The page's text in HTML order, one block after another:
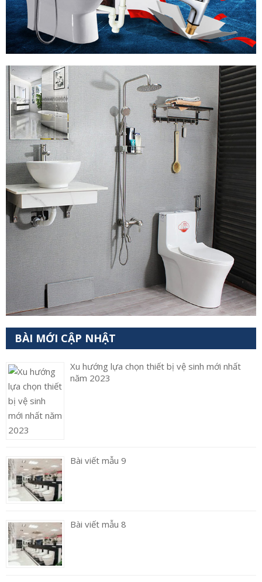
BÀI MỚI CẬP NHẬT
Xu hướng lựa chọn thiết bị vệ sinh mới nhất
năm 2023
Bài viết mẫu 9
Bài viết mẫu 8